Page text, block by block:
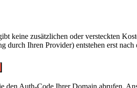
keine zusätzlichen oder versteckten
durch Ihren Provider) entstehen erst
den Auth-Code Ihrer Domain abrufen.